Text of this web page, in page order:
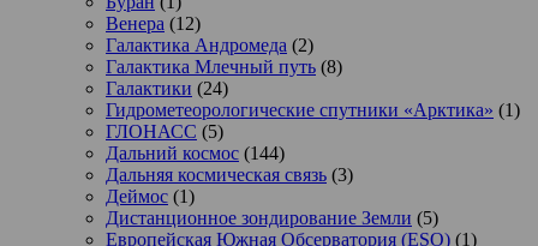
Венера (12)
Галактика Андромеда (2)
Галактика Млечный путь (8)
Галактики (24)
Гидрометеорологические спутники «Арктика» (1)
ГЛОНАСС (5)
Дальний космос (144)
Дальняя космическая связь (3)
Деймос (1)
Дистанционное зондирование Земли (5)
Европейская Южная Обсерватория (ESO) (1)